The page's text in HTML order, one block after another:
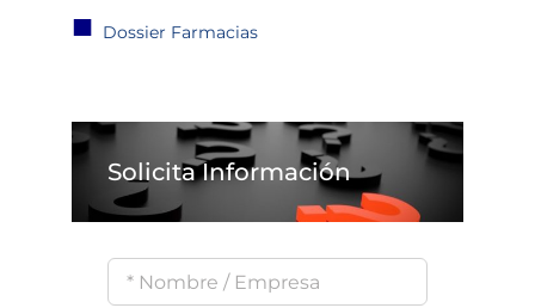
■ Dossier Farmacias
Solicita Información